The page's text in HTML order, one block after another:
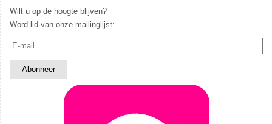
Wilt u op de hoogte blijven?
Word lid van onze mailinglijst: